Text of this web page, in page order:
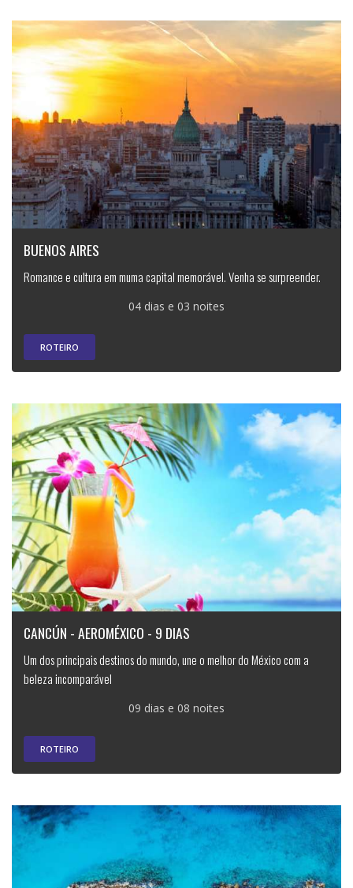
BUENOS AIRES
Romance e cultura em muma capital memorável. Venha se surpreender.
04 dias e 03 noites
ROTEIRO
CANCÚN - AEROMÉXICO - 9 DIAS
Um dos principais destinos do mundo, une o melhor do México com a
beleza incomparável
09 dias e 08 noites
ROTEIRO